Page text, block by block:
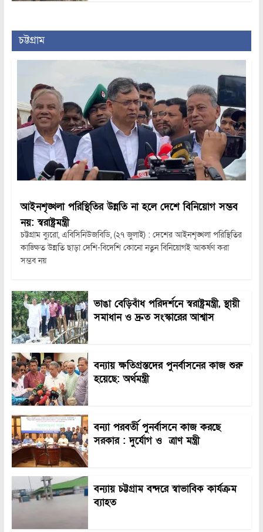
চট্টগ্রাম
আইনশৃঙ্খলা পরিস্থিতির উন্নতি না হলে দেশে বিনিয়োগ সম্ভব
নয়: স্বরাষ্ট্রমন্ত্রী
চট্টগ্রাম ব্যুরো, এবিসিনিউজবিডি, (২৭ জুলাই) : দেশের আইনশৃঙ্খলা পরিস্থিতির
কাঙ্ক্ষিত উন্নতি ছাড়া দেশি-বিদেশি কোনো নতুন বিনিয়োগই আকর্ষণ করা
সম্ভব নয়
ভাঙা বেড়িবাঁধ পরিদর্শনে স্বরাষ্ট্রমন্ত্রী, স্থায়ী
সমাধান ও দ্রুত সংস্কারের আশ্বাস
বন্যায় ক্ষতিগ্রস্তদের পুনর্বাসনের কাজ শুরু
হয়েছে: অর্থমন্ত্রী
বন্যা পরবর্তী পুনর্বাসনে কাজ করছে
সরকার : দুর্যোগ ও ত্রাণ মন্ত্রী
বন্যায় চট্টগ্রাম বন্দরে স্বাভাবিক কার্যক্রম
ব্যাহত